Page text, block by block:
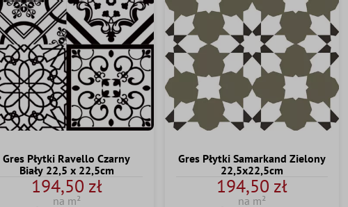
Gres Płytki Ravello Czarny
Biały 22,5 x 22,5cm
194,50 zł
na m²
Gres Płytki Samarkand Zielony
22,5x22,5cm
194,50 zł
na m²